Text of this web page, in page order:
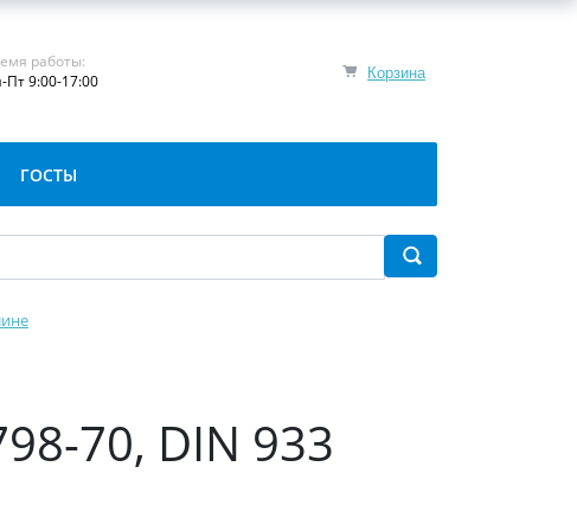
Корзина
работы:
Пт 9:00-17:00
ГОСТЫ
70, DIN 933